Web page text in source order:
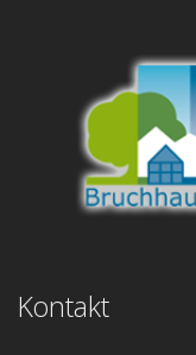
Kontakt